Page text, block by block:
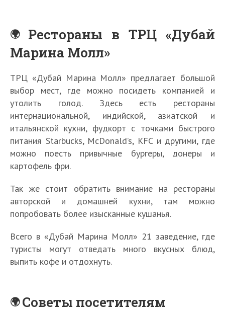
Рестораны в ТРЦ «Дубай
Марина Молл»
ТРЦ «Дубай Марина Молл» предлагает большой
выбор мест, где можно посидеть компанией и
утолить голод. Здесь есть рестораны
интернациональной, индийской, азиатской и
итальянской кухни, фудкорт с точками быстрого
питания Starbucks, McDonald’s, KFC и другими, где
можно поесть привычные бургеры, донеры и
картофель фри.
Так же стоит обратить внимание на рестораны
авторской и домашней кухни, там можно
попробовать более изысканные кушанья.
Всего в «Дубай Марина Молл» 21 заведение, где
туристы могут отведать много вкусных блюд,
выпить кофе и отдохнуть.
Советы посетителям